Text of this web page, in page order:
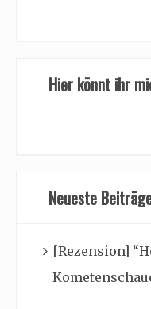
Hier könnt ihr
Neueste
[Rezension]